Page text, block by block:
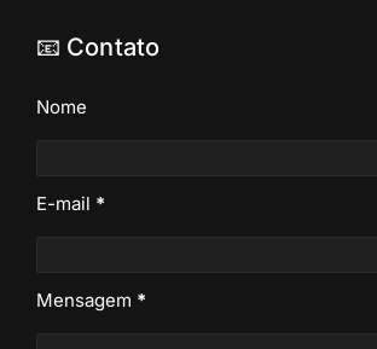
📧 Contato
Nome
E-mail *
Mensagem *